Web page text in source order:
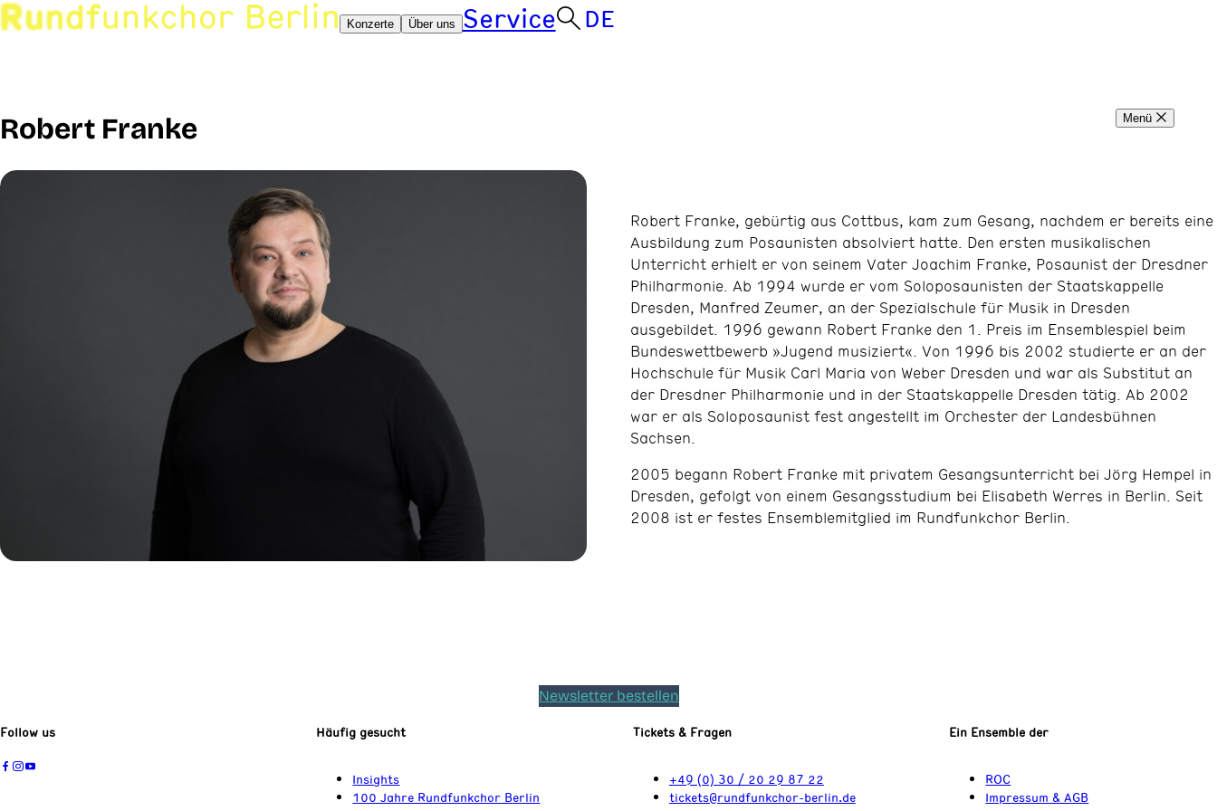
Menü
Konzerte Über uns Service DE
Robert Franke
Robert Franke, gebürtig aus Cottbus, kam zum Gesang, nachdem er bereits eine
Ausbildung zum Posaunisten absolviert hatte. Den ersten musikalischen
Unterricht erhielt er von seinem Vater Joachim Franke, Posaunist der Dresdner
Philharmonie. Ab 1994 wurde er vom Soloposaunisten der Staatskappelle
Dresden, Manfred Zeumer, an der Spezialschule für Musik in Dresden
ausgebildet. 1996 gewann Robert Franke den 1. Preis im Ensemblespiel beim
Bundeswettbewerb »Jugend musiziert«. Von 1996 bis 2002 studierte er an der
Hochschule für Musik Carl Maria von Weber Dresden und war als Substitut an
der Dresdner Philharmonie und in der Staatskappelle Dresden tätig. Ab 2002
war er als Soloposaunist fest angestellt im Orchester der Landesbühnen
Sachsen.
2005 begann Robert Franke mit privatem Gesangsunterricht bei Jörg Hempel in
Dresden, gefolgt von einem Gesangsstudium bei Elisabeth Werres in Berlin. Seit
2008 ist er festes Ensemblemitglied im Rundfunkchor Berlin.
Newsletter bestellen
Follow us Häufig gesucht
Insights
100 Jahre Rundfunkchor Berlin
Tickets & Fragen
+49 (0) 30 / 20 29 87 22
tickets@rundfunkchor-berlin.de
Ein Ensemble der
ROC
Impressum & AGB